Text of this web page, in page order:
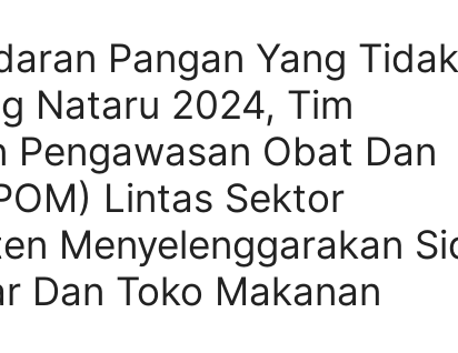
Pangan Yang Tidak
Nataru 2024, Tim
Pengawasan Obat Dan
Lintas Sektor
Menyelenggarakan
Dan Toko Makanan